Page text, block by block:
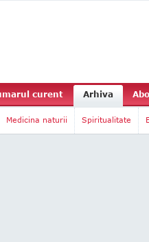
curent Arhiva
Medicina naturii Spiritualitate